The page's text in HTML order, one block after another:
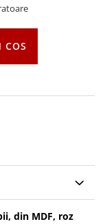
COS
din MDF, roz